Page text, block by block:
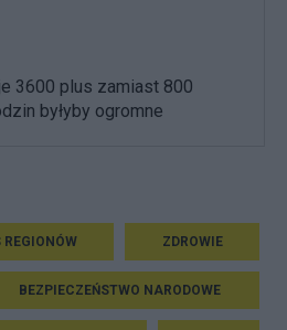
3600 plus zamiast 800
byłyby ogromne
REGIONÓW ZDROWIE
BEZPIECZEŃSTWO NARODOWE